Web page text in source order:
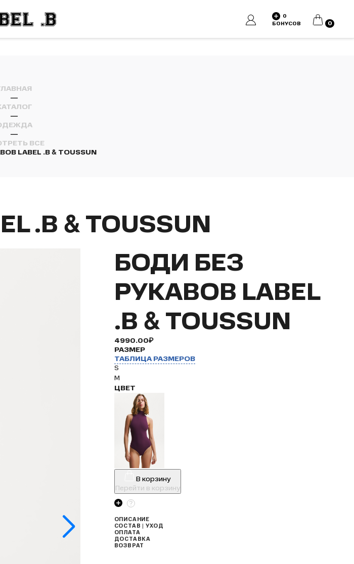
0
БОНУСОВ
КОРЗИНА
0
—
—
—
ВСЕ
LABEL .B & TOUSSUN
.B & TOUSSUN
БОДИ БЕЗ
РУКАВОВ LABEL
.B & TOUSSUN
4990.00₽
РАЗМЕР
ТАБЛИЦА РАЗМЕРОВ
S
M
ЦВЕТ
В корзину
Перейти в корзину
ОПИСАНИЕ
СОСТАВ | УХОД
ОПЛАТА
ДОСТАВКА
ВОЗВРАТ